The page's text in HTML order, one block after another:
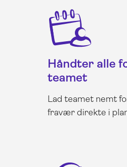
Håndter alle
teamet
Lad teamet nemt
fravær direkte i